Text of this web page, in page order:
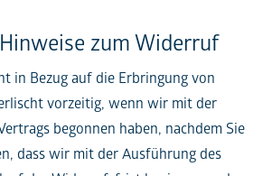
zum Widerruf
in Bezug auf die Erbringung von
vorzeitig, wenn wir mit der
begonnen haben, nachdem Sie
dass wir mit der Ausführung des